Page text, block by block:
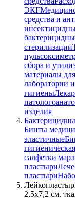
ЭКГ
средства и
стерилизации
сбора и
материалы
лаборатории
гигиены
изделия
Бинты
эластичные
гигиеническая
салфетки
пластыри
пластыри
2,5х7,2 см.